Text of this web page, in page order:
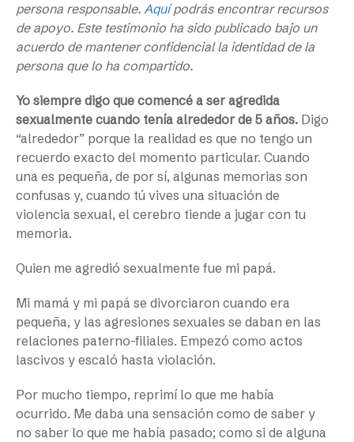
persona responsable. Aquípodrás encontrar recursos
de apoyo. Este testimonio ha sido publicado bajo un
acuerdo de mantener confidencial la identidad de la
persona que lo ha compartido.
Yo siempre digo que comencé a ser agredida
sexualmente cuando tenía alrededor de 5 años. Digo
“alrededor” porque la realidad es que no tengo un
recuerdo exacto del momento particular. Cuando
una es pequeña, de por sí, algunas memorias son
confusas y, cuando tú vives una situación de
violencia sexual, el cerebro tiende a jugar con tu
memoria.
Quien me agredió sexualmente fue mi papá.
Mi mamá y mi papá se divorciaron cuando era
pequeña, y las agresiones sexuales se daban en las
relaciones paterno-filiales. Empezó como actos
lascivos y escaló hasta violación.
Por mucho tiempo, reprimí lo que me había
ocurrido. Me daba una sensación como de saber y
no saber lo que me había pasado; como si de alguna